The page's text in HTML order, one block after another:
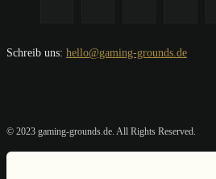
Schreib uns: hello@gaming-grounds.de
© 2023 gaming-grounds.de. All Rights Reserved.